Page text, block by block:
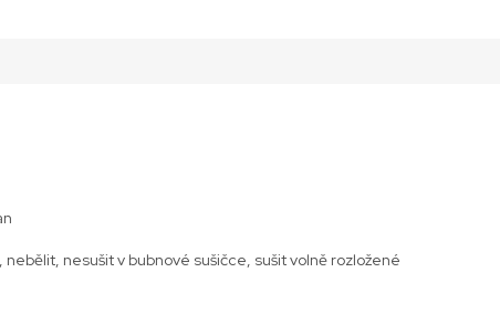
nesušit v bubnové sušičce, sušit volně rozložené